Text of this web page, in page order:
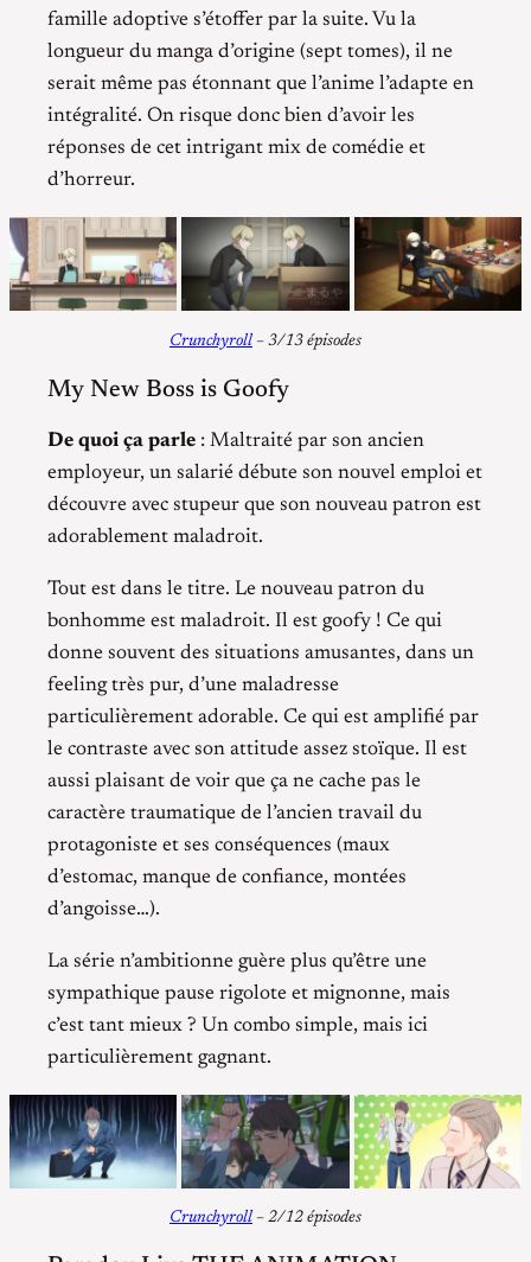
famille adoptive s’étoffer par la suite. Vu la
longueur du manga d’origine (sept tomes), il ne
serait même pas étonnant que l’anime l’adapte en
intégralité. On risque donc bien d’avoir les
réponses de cet intrigant mix de comédie et
d’horreur.
Crunchyroll – 3/13 épisodes
My New Boss is Goofy
De quoi ça parle : Maltraité par son ancien
employeur, un salarié débute son nouvel emploi et
découvre avec stupeur que son nouveau patron est
adorablement maladroit.
Tout est dans le titre. Le nouveau patron du
bonhomme est maladroit. Il est goofy ! Ce qui
donne souvent des situations amusantes, dans un
feeling très pur, d’une maladresse
particulièrement adorable. Ce qui est amplifié par
le contraste avec son attitude assez stoïque. Il est
aussi plaisant de voir que ça ne cache pas le
caractère traumatique de l’ancien travail du
protagoniste et ses conséquences (maux
d’estomac, manque de confiance, montées
d’angoisse…).
La série n’ambitionne guère plus qu’être une
sympathique pause rigolote et mignonne, mais
c’est tant mieux ? Un combo simple, mais ici
particulièrement gagnant.
Crunchyroll – 2/12 épisodes